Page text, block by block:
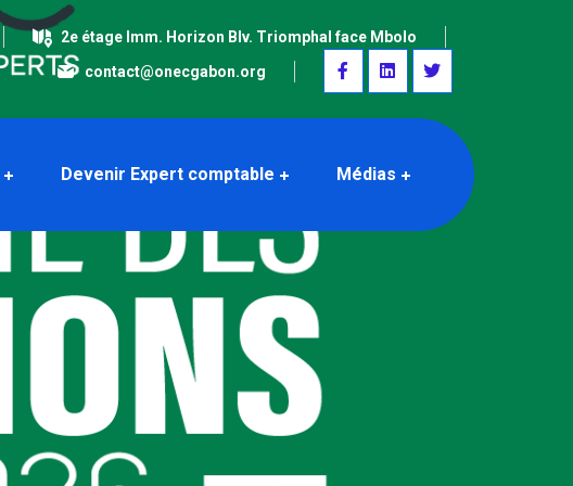
2e étage Imm. Horizon Blv. Triomphal face Mbolo
contact@onecgabon.org
Devenir Expert comptable Médias